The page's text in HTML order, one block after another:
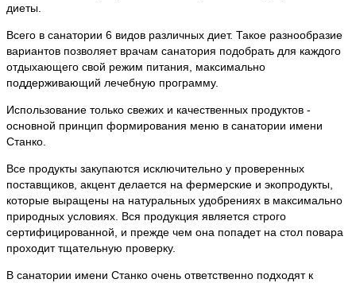
диеты.
Всего в санатории 6 видов различных диет. Такое разнообразие
вариантов позволяет врачам санатория подобрать для каждого
отдыхающего свой режим питания, максимально
поддерживающий лечебную программу.
Использование только свежих и качественных продуктов -
основной принцип формирования меню в санатории имени
Станко.
Все продукты закупаются исключительно у проверенных
поставщиков, акцент делается на фермерские и экопродукты,
которые выращены на натуральных удобрениях в максимально
природных условиях. Вся продукция является строго
сертифицированной, и прежде чем она попадет на стол повара
проходит тщательную проверку.
В санатории имени Станко очень ответственно подходят к